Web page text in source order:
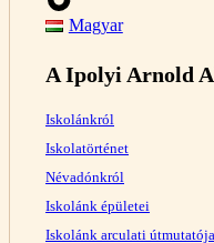
Magyar
A Ipolyi Arnold
Iskolánkról
Iskolatörténet
Névadónkról
Iskolánk épületei
Iskolánk arculati útmutatója